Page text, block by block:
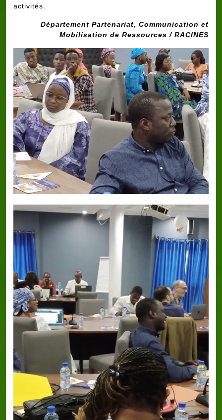
activités.
Département Partenariat, Communication et
Mobilisation de Ressources / RACINES